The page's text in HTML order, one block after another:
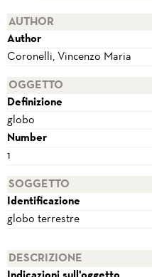
AUTHOR
Author
Coronelli, Vincenzo Maria
OGGETTO
Definizione
globo
Number
1
SOGGETTO
Identificazione
globo terrestre
DESCRIZIONE